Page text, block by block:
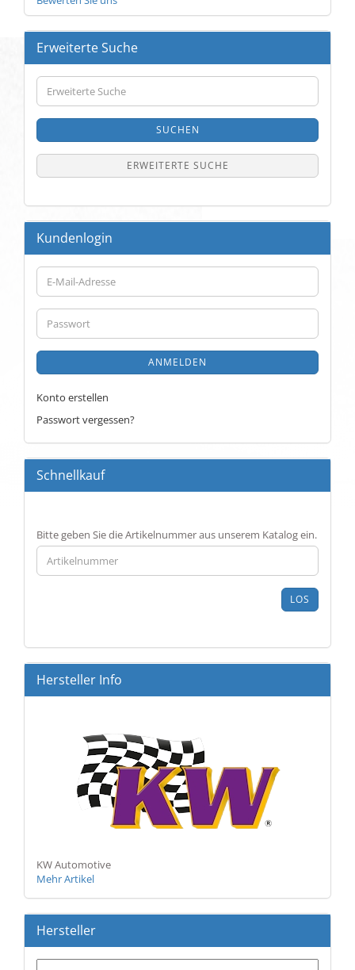
Erweiterte Suche
Erweiterte
Suche
SUCHEN
ERWEITERTE SUCHE
Kundenlogin
E-
Mail-
Adresse
Passwort
ANMELDEN
Konto erstellen
Passwort vergessen?
Schnellkauf
BITTE
GEBEN
SIE
DIE
EIN.
Bitte geben Sie die Artikelnummer aus unserem Katalog ein.
LOS
Hersteller Info
KW Automotive
Mehr Artikel
Hersteller